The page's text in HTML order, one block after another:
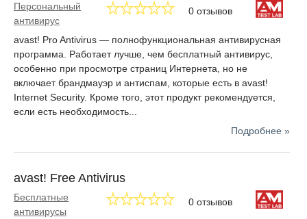
0 отзывов
Персональный
антивирус
avast! Pro Antivirus — полнофункциональная антивирусная
программа. Работает лучше, чем бесплатный антивирус,
особенно при просмотре страниц Интернета, но не
включает брандмауэр и антиспам, которые есть в avast!
Internet Security. Кроме того, этот продукт рекомендуется,
если есть необходимость...
Подробнее »
avast! Free Antivirus
0 отзывов
Бесплатные
антивирусы